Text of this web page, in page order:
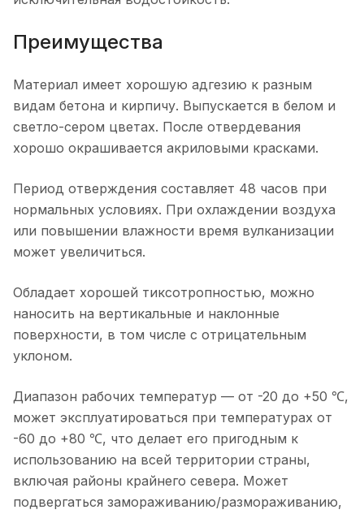
Преимущества
Материал имеет хорошую адгезию к разным
видам бетона и кирпичу. Выпускается в белом и
светло-сером цветах. После отвердевания
хорошо окрашивается акриловыми красками.
Период отверждения составляет 48 часов при
нормальных условиях. При охлаждении воздуха
или повышении влажности время вулканизации
может увеличиться.
Обладает хорошей тиксотропностью, можно
наносить на вертикальные и наклонные
поверхности, в том числе с отрицательным
уклоном.
Диапазон рабочих температур — от -20 до +50 ℃,
может эксплуатироваться при температурах от
-60 до +80 ℃, что делает его пригодным к
использованию на всей территории страны,
включая районы крайнего севера. Может
подвергаться замораживанию/размораживанию,